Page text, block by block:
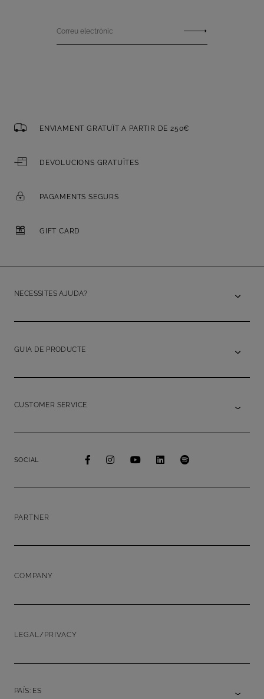
Correu electrònic
ENVIAMENT GRATUÏT A PARTIR DE 250€
DEVOLUCIONS GRATUÏTES
PAGAMENTS SEGURS
GIFT CARD
NECESSITES AJUDA?
GUIA DE PRODUCTE
CUSTOMER SERVICE
SOCIAL
PARTNER
COMPANY
LEGAL/PRIVACY
PAÍS: ES